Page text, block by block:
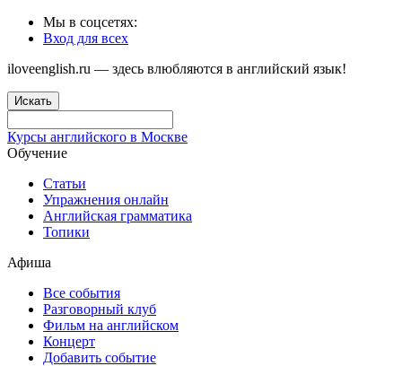
Мы в соцсетях:
Вход для всех
iloveenglish.ru — здесь влюбляются в английский язык!
Искать
Курсы английского в Москве
Обучение
Статьи
Упражнения онлайн
Английская грамматика
Топики
Афиша
Все события
Разговорный клуб
Фильм на английском
Концерт
Добавить событие